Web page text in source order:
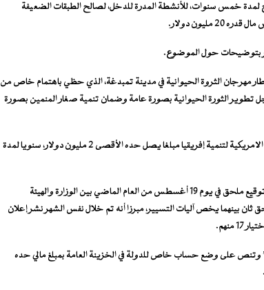
لمدة خمس سنوات، للأنشطة المدرة للدخل، لصالح الطبقات الضعيفة
دولار.
بتوضيحات حول الموضوع.
مهرجان الثروة الحيوانية في مدينة تمبدغة، الذي حظي باهتمام خاص من
الثورة الحيوانية بصورة عامة وضمان تنمية صغار المنمين بصورة
وأبرز أن الاتفاقية تنص على أن تدفع الحكومة الموريتانية والهيئة الامريكية لتنمية إفريقيا مبلغا يصل حده الأقصى 2 مليون دولار، سنويا لمدة
وأشار إلى أنه بعد استحداث وزارتي الزاعة، والتنمية الحيوانية، تم توقيع ملحق في يوم 19 أغسطس من العام الماضي بين الوزارة والهيئة
اللجان الفنية، كما تم في 10مايو 2023 توقيع ملحق ثان بينهما يخص آليات التسيير، مبرزا أنه تم خلال نفس الشهر نشر إعلان
وتنص على وضع حساب خاص للدولة في الخزينة العامة بمبلغ مالي حده